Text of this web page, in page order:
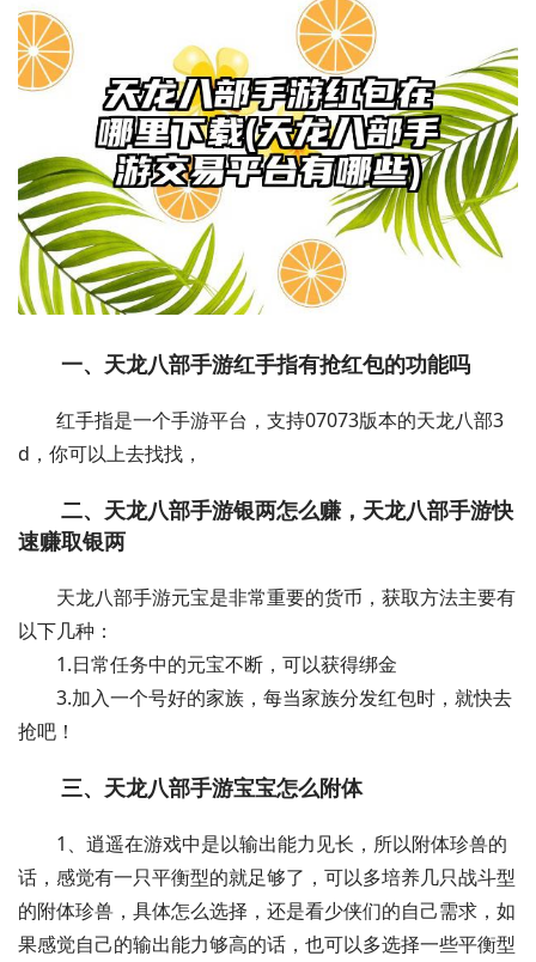
一、天龙八部手游红手指有抢红包的功能吗
红手指是一个手游平台，支持07073版本的天龙八部3
d，你可以上去找找，
二、天龙八部手游银两怎么赚，天龙八部手游快
速赚取银两
天龙八部手游元宝是非常重要的货币，获取方法主要有
以下几种：
1.日常任务中的元宝不断，可以获得绑金
3.加入一个号好的家族，每当家族分发红包时，就快去
抢吧！
三、天龙八部手游宝宝怎么附体
1、逍遥在游戏中是以输出能力见长，所以附体珍兽的
话，感觉有一只平衡型的就足够了，可以多培养几只战斗型
的附体珍兽，具体怎么选择，还是看少侠们的自己需求，如
果感觉自己的输出能力够高的话，也可以多选择一些平衡型